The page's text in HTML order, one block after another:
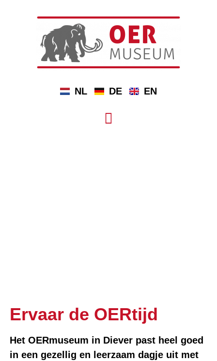
NL DE EN
Ervaar de OERtijd
Het OERmuseum in Diever past heel goed
in een gezellig en leerzaam dagje uit met